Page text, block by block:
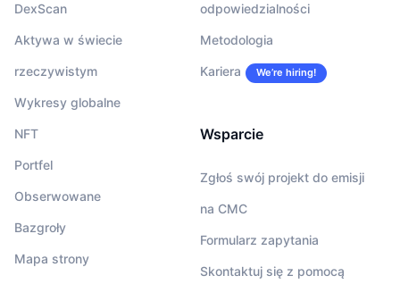
DexScan
Aktywa w świecie
rzeczywistym
Wykresy globalne
NFT
Portfel
Obserwowane
Bazgroły
Mapa strony
odpowiedzialności
Metodologia
Kariera We’re hiring!
Wsparcie
Zgłoś swój projekt do emisji
na CMC
Formularz zapytania
Skontaktuj się z pomocą